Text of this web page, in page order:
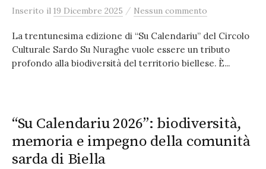
Inserito il 19 Dicembre 2025 / Nessun commento
La trentunesima edizione di “Su Calendariu” del Circolo
Culturale Sardo Su Nuraghe vuole essere un tributo
profondo alla biodiversità del territorio biellese. È...
“Su Calendariu 2026”: biodiversità,
memoria e impegno della comunità
sarda di Biella